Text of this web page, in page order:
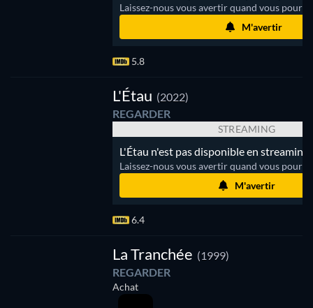
Laissez-nous vous avertir quand vous
M'avertir
5.8
L'Étau (2022)
REGARDER
STREAMING
L'Étau n'est pas disponible en streaming.
Laissez-nous vous avertir quand vous
M'avertir
6.4
La Tranchée (1999)
REGARDER
Achat